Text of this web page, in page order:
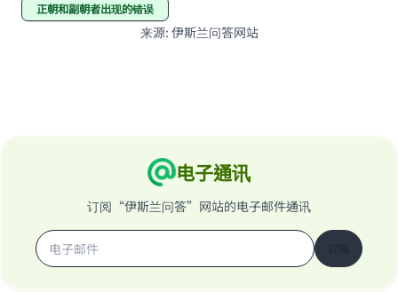
正朝和副朝者出现的错误
来源: 伊斯兰问答网站
电子通讯
订阅“伊斯兰问答”网站的电子邮件通讯